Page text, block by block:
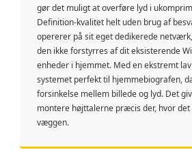
gør det muligt at overføre lyd i
Definition-kvalitet helt uden brug af
opererer på sit eget dedikerede
den ikke forstyrres af dit eksisterende
enheder i hjemmet. Med en ekstremt
systemet perfekt til hjemmebiografen,
forsinkelse mellem billede og lyd. Det
montere højttalerne præcis der, hvor det
væggen.